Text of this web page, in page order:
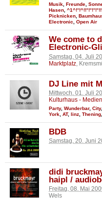
Musik, Freunde,
Hasen,
Picknicken,
Electronic, Open Air
We come to
Electronic-
Samstag, 04. Juli
Marktplatz ,
DJ Line mit
Mittwoch, 01. Juli
Kulturhaus -
Party, Wunderbar, City,
York AT, linz Thening
BDB
Samstag, 20. Juni
didi
haipl /
Freitag, 08. Mai
Wels